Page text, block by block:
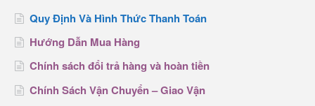
Quy Định Và Hình Thức Thanh Toán
Hướng Dẫn Mua Hàng
Chính sách đổi trả hàng và hoàn tiền
Chính Sách Vận Chuyển – Giao Vận